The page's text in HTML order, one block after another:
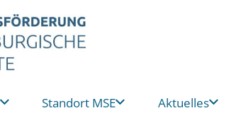
Standort MSE Aktuelles